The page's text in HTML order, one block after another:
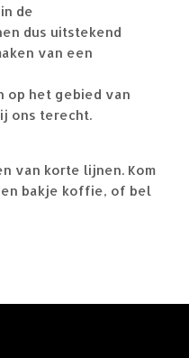
de
dus uitstekend
van een
op het gebied van
ons terecht.
van korte lijnen. Kom
bakje koffie, of bel